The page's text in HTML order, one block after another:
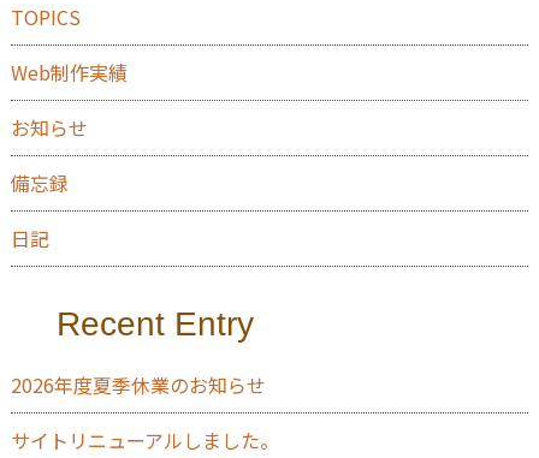
TOPICS
Web制作実績
お知らせ
備忘録
日記
Recent Entry
2026年度夏季休業のお知らせ
サイトリニューアルしました。